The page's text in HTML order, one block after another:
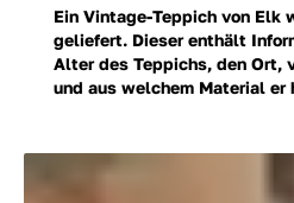
Ein Vintage-Teppich von Elk
geliefert. Dieser enthält
Alter des Teppichs, den Ort,
und aus welchem Material